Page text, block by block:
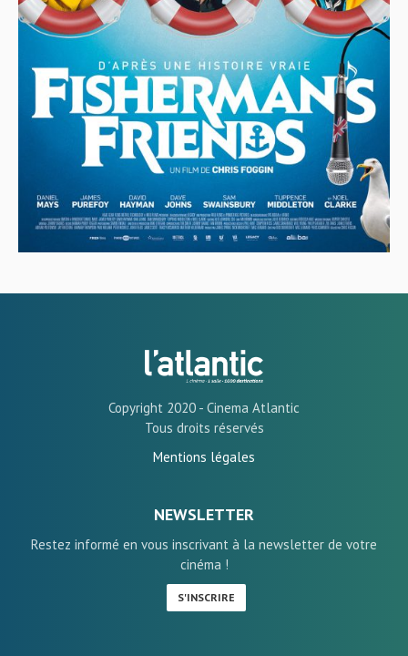
Copyright 2020 - Cinema Atlantic
Tous droits réservés
Mentions légales
NEWSLETTER
Restez informé en vous inscrivant à la newsletter de votre
cinéma !
S'INSCRIRE